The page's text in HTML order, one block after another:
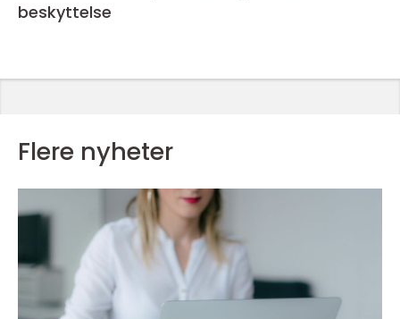
beskyttelse
Flere nyheter